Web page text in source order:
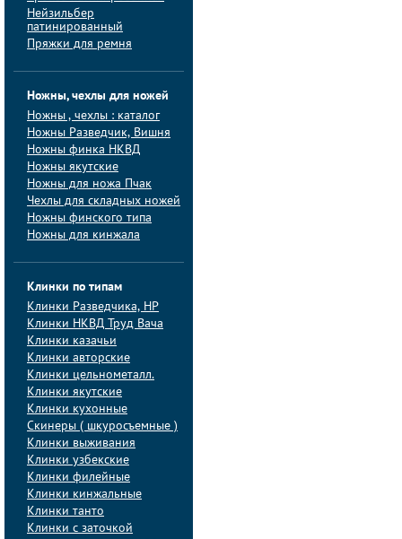
Нейзильбер
патинированный
Пряжки для ремня
Ножны, чехлы для ножей
Ножны , чехлы : каталог
Ножны Разведчик, Вишня
Ножны финка НКВД
Ножны якутские
Ножны для ножа Пчак
Чехлы для складных ножей
Ножны финского типа
Ножны для кинжала
Клинки по типам
Клинки Pазведчика, НP
Клинки НКВД Труд Вача
Клинки казачьи
Клинки авторские
Клинки цельнометалл.
Клинки якутские
Клинки кухонные
Скинеры ( шкуросъемные )
Клинки выживания
Клинки узбекские
Клинки филейные
Клинки кинжальные
Клинки танто
Клинки с заточкой